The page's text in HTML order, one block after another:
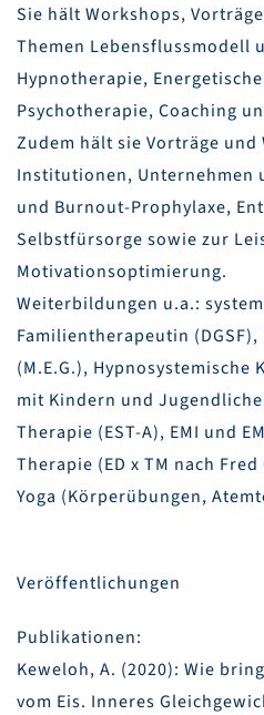
Sie hält Workshops,
Themen Lebensflussmodell
Hypnotherapie,
Psychotherapie, Coaching
Zudem hält sie Vorträge und
Institutionen, Unternehmen
und Burnout-Prophylaxe,
Selbstfürsorge sowie zur
Motivationsoptimierung.
Weiterbildungen u.a.:
Familientherapeutin
(M.E.G.),
mit Kindern und
Therapie (EST-A), EMI und
Therapie (ED x TM nach
Yoga (Körperübungen,
Veröffentlichungen
Publikationen:
Keweloh, A. (2020): Wie
vom Eis. Inneres